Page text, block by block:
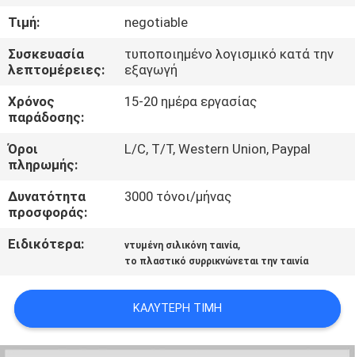
ΜΑΣ
ΕΛΆΤΕ
ΣΕ
ΕΠΑΦΉ
ΜΕ
ΕΙΔΉΣΕΙΣ
ΖΗΤΉΣΤΕ
ΑΠΌΣΠΑΣΜΑ
SITEMAP
Τιμή:
negotiable
Συσκευασία
λεπτομέρειες:
τυποποιημένο λογισμικό κατά την
εξαγωγή
Χρόνος
παράδοσης:
15-20 ημέρα εργασίας
Όροι
πληρωμής:
L/C, T/T, Western Union, Paypal
Δυνατότητα
προσφοράς:
3000 τόνοι/μήνας
Ειδικότερα: ντυμένη σιλικόνη ταινία,
το πλαστικό συρρικνώνεται την ταινία
ΚΑΛΎΤΕΡΗ ΤΙΜΉ